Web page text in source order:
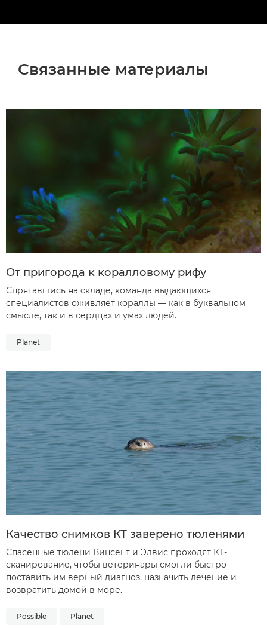
Связанные материалы
От пригорода к коралловому рифу
Спрятавшись на складе, команда выдающихся
специалистов оживляет кораллы — как в буквальном
смысле, так и в сердцах и умах людей.
Planet
Качество снимков КТ заверено тюленями
Спасенные тюлени Винсент и Элвис проходят КТ-
сканирование, чтобы ветеринары смогли быстро
поставить им верный диагноз, назначить лечение и
возвратить домой в море.
Possible Planet